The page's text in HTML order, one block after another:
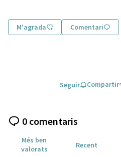
M'agrada Comentari
Seguir Compartir
0 comentaris
Més ben
valorats
Recent